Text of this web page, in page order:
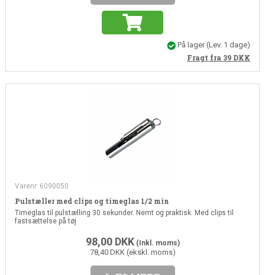
På lager(Lev. 1 dage)
Fragt fra 39 DKK
Varenr. 6090050
Pulstæller med clips og timeglas 1/2 min
Timeglas til pulstælling 30 sekunder. Nemt og praktisk. Med clips til
fastsættelse på tøj
98,00 DKK(Inkl. moms)
78,40 DKK (ekskl. moms)